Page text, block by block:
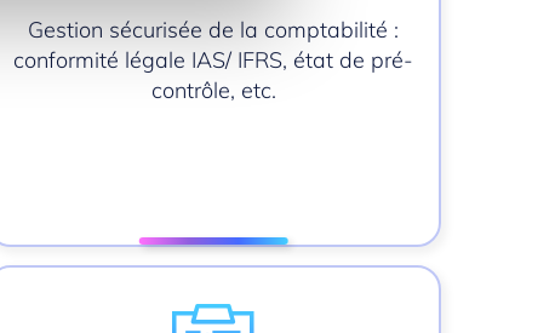
Gestion sécurisée de la comptabilité :
conformité légale IAS/ IFRS, état de pré-
contrôle, etc.